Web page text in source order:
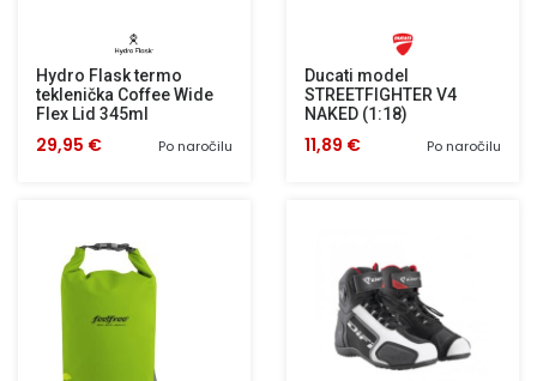
Hydro Flask termo
teklenička Coffee Wide
Flex Lid 345ml
Po naročilu
29,95 €
Ducati model
STREETFIGHTER V4
NAKED (1:18)
Po naročilu
11,89 €